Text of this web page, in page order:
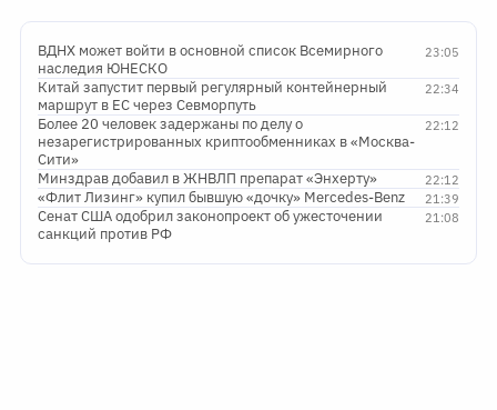
23:05
ВДНХ может войти в основной список Всемирного
наследия ЮНЕСКО
22:34
Китай запустит первый регулярный контейнерный
маршрут в ЕС через Севморпуть
22:12
Более 20 человек задержаны по делу о
незарегистрированных криптообменниках в «Москва-
Сити»
22:12
Минздрав добавил в ЖНВЛП препарат «Энхерту»
21:39
«Флит Лизинг» купил бывшую «дочку» Mercedes-Benz
21:08
Сенат США одобрил законопроект об ужесточении
санкций против РФ